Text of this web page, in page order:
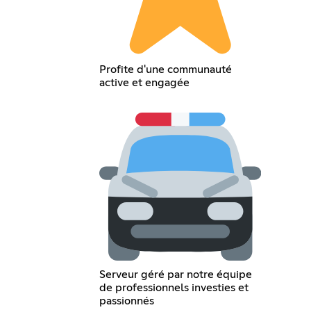
Profite d'une communauté
active et engagée
Serveur géré par notre équipe
de professionnels investies et
passionnés